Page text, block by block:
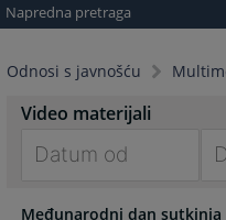
Napredna pretraga
Odnosi s javnošću
Video materijali
forward
Međunarodni dan sutkinja